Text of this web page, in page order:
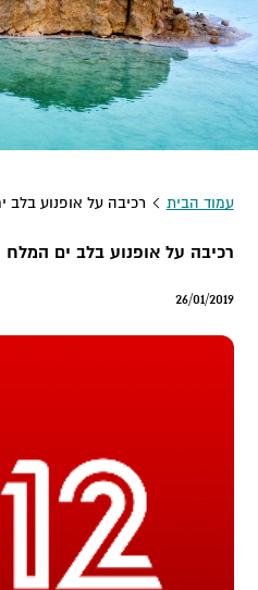
עמוד הבית רכיבה על אופנוע
רכיבה על אופנוע בלב ים
26/01/2019